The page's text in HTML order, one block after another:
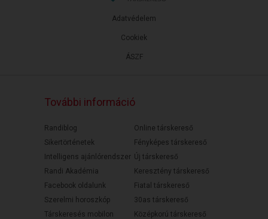
ÁSZF
Adatvédelem
Cookiek
További információ
Randiblog
Sikertörténetek
Intelligens ajánlórendszer
Randi Akadémia
Facebook oldalunk
Szerelmi horoszkóp
Társkeresés mobilon
Online társkereső
Fényképes társkereső
Új társkereső
Keresztény társkereső
Fiatal társkereső
30as társkereső
Középkorú társkereső